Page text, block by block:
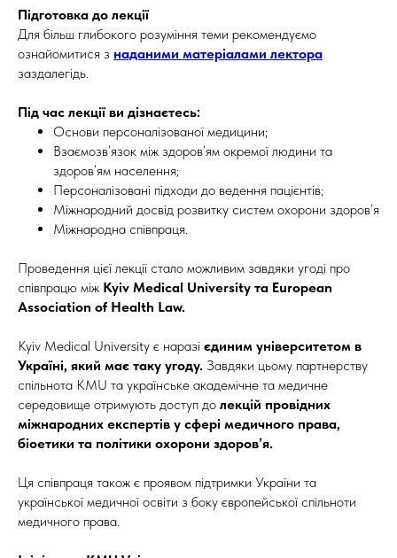
Підготовка до лекції
Для більш глибокого розуміння теми рекомендуємо
ознайомитися з наданими матеріалами лектора
заздалегідь.
Під час лекції ви дізнаєтесь:
Основи персоналізованої медицини;
Взаємозв’язок між здоров’ям окремої людини та
здоров’ям населення;
Персоналізовані підходи до ведення пацієнтів;
Міжнародний досвід розвитку систем охорони здоров’я
Міжнародна співпраця.
Проведення цієї лекції стало можливим завдяки угоді про
співпрацю між Kyiv Medical University та European
Association of Health Law.
Kyiv Medical University є наразі єдиним університетом в
Україні, який має таку угоду. Завдяки цьому партнерству
спільнота KMU та українське академічне та медичне
середовище отримують доступ до лекцій провідних
міжнародних експертів у сфері медичного права,
біоетики та політики охорони здоров’я.
Ця співпраця також є проявом підтримки України та
української медичної освіти з боку європейської спільноти
медичного права.